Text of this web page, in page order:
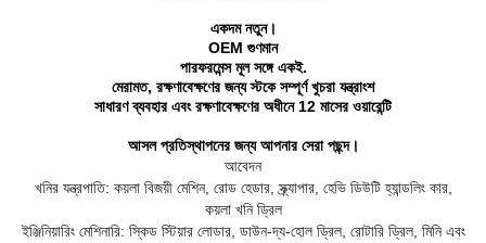
একদম নতুন।
OEM গুণমান
পারফরমেন্স মূল সঙ্গে একই.
মেরামত, রক্ষণাবেক্ষণের জন্য স্টকে সম্পূর্ণ খুচরা যন্ত্রাংশ
সাধারণ ব্যবহার এবং রক্ষণাবেক্ষণের অধীনে 12 মাসের ওয়ারেন্টি
আসল প্রতিস্থাপনের জন্য আপনার সেরা পছন্দ।
আবেদন
খনির যন্ত্রপাতি: কয়লা বিজয়ী মেশিন, রোড হেডার, স্ক্র্যাপার, হেভি ডিউটি ​​হ্যান্ডলিং কার,
কয়লা খনি ড্রিল
ইঞ্জিনিয়ারিং মেশিনারি: স্কিড স্টিয়ার লোডার, ডাউন-দ্য-হোল ড্রিল, রোটারি ড্রিল, মিনি এবং